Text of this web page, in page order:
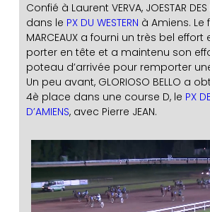
Confié à Laurent VERVA, JOESTAR
dans le PX DU WESTERN à Amiens. Le
MARCEAUX a fourni un très bel
porter en tête et a maintenu son
poteau d’arrivée pour remporter
Un peu avant, GLORIOSO BELLO a
4è place dans une course D, le PX
D’AMIENS, avec Pierre JEAN.